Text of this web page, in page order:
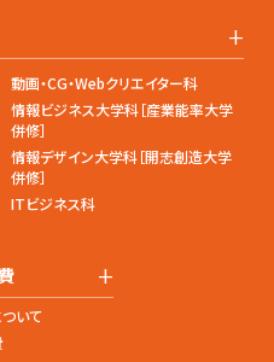
+
動画・CG・Webクリエイター科
情報ビジネス大学科［産業能率大学
併修］
情報デザイン大学科［開志創造大学
併修］
ITビジネス科
+
いて